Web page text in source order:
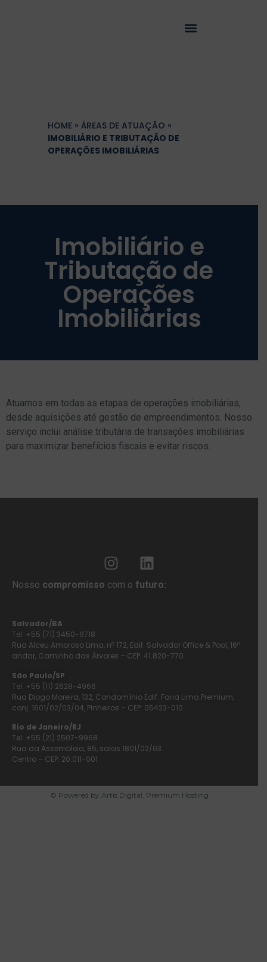
HOME » ÁREAS DE ATUAÇÃO »
IMOBILIÁRIO E TRIBUTAÇÃO DE
OPERAÇÕES IMOBILIÁRIAS
Imobiliário e
Tributação de
Operações
Imobiliárias
Atuamos em todas as etapas de operações imobiliárias,
desde aquisições até gestão de empreendimentos. Nosso
serviço inclui análise tributária de transações imobiliárias
para maximizar benefícios fiscais e evitar riscos.
Nosso compromisso com o futuro:
Salvador/BA
Tel: +55 (71) 3450-9718
Rua Alceu Amoroso Lima, nº 172, Edif. Salvador Office & Pool, 16º
andar, Caminho das Árvores – CEP: 41.820-770
São Paulo/SP
Tel: +55 (11) 2628-4966
Rua Diogo Moreira, 132, Condomínio Edif. Faria Lima Premium,
conj. 1601/02/03/04, Pinheiros – CEP: 05423-010
Rio de Janeiro/RJ
Tel: +55 (21) 2507-9968
Rua da Assembleia, 85, salas 1801/02/03
Centro – CEP: 20.011-001
© Powered by Artis Digital. Premium Hosting